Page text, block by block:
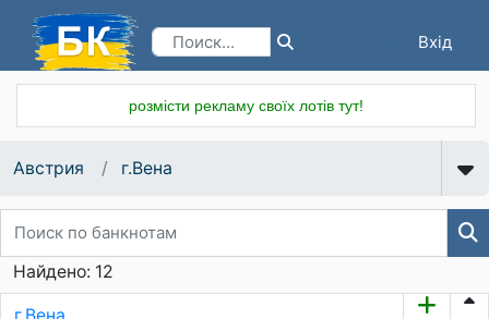
Вхід
розмісти рекламу своїх лотів тут!
Австрия г.Вена
Найдено: 12